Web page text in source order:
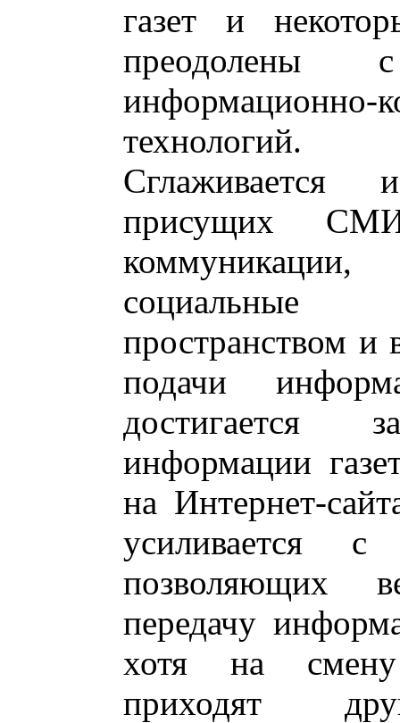
газет и
информационно-
технологий.
Сглаживается
присущих
социальные
пространством и
подачи
достигается
информации
на Интернет-
усиливается
позволяющих
передачу
хотя на
приходят